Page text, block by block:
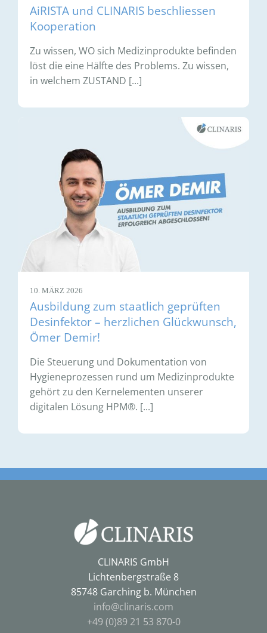
AiRISTA und CLINARIS beschliessen
Kooperation
Zu wissen, WO sich Medizinprodukte befinden
löst die eine Hälfte des Problems. Zu wissen,
in welchem ZUSTAND [...]
10. MÄRZ 2026
Ausbildung zum staatlich geprüften
Desinfektor – herzlichen Glückwunsch,
Ömer Demir!
Die Steuerung und Dokumentation von
Hygieneprozessen rund um Medizinprodukte
gehört zu den Kernelementen unserer
digitalen Lösung HPM®. [...]
CLINARIS GmbH
Lichtenbergstraße 8
85748 Garching b. München
info@clinaris.com
+49 (0)89 21 53 870-0